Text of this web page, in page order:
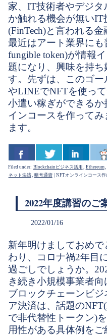
家、IT技術者やデジ
か触れる機会が無い
(FinTech)と言われる
最近はアート業界に
fungible token)が情報
題になり、興味を持
す。先ずは、このゴー
やLINEでNFTを使っ
小遣い稼ぎができる
インコースを作って
ます。
Filed under: Blockchainビジネス活用 , Ethereum,
ネット決済, 暗号通貨 NFTオンラインコース作
2022年度講習のご
2022/01/16
新年明けましておめ
わり、コロナ禍2年目
過ごしでしょうか。
き続き小規模事業者
ブロックチェーンビ
ア決済は、話題の
で非代替性トークン)
用性がある具体例を